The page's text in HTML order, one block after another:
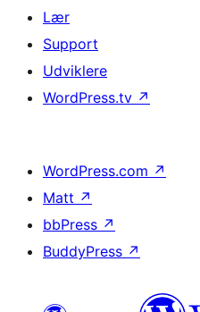
Lær
Support
Udviklere
WordPress.tv ↗
WordPress.com ↗
Matt ↗
bbPress ↗
BuddyPress ↗